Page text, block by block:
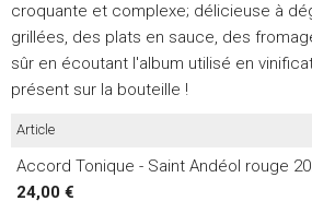
croquante et complexe; délicieuse à
grillées, des plats en sauce, des
sûr en écoutant l'album utilisé en
présent sur la bouteille !
Article
Accord Tonique - Saint Andéol rouge
24,00 €